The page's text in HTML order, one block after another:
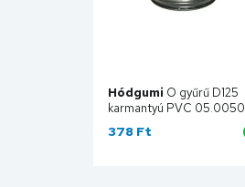
Hódgumi O gyűrű D125
karmantyú PVC 05.0050
378 Ft